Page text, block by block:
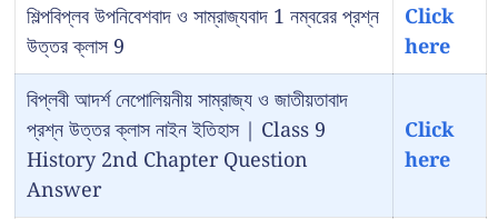
শিল্পবিপ্লব উপনিবেশবাদ ও সাম্রাজ্যবাদ 1 নম্বরের প্রশ্ন
উত্তর ক্লাস 9
Click
here
বিপ্লবী আদর্শ নেপোলিয়নীয় সাম্রাজ্য ও জাতীয়তাবাদ
প্রশ্ন উত্তর ক্লাস নাইন ইতিহাস | Class 9
History 2nd Chapter Question
Answer
Click
here